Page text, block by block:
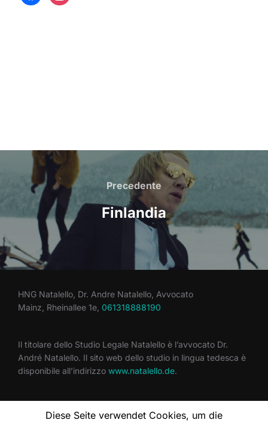
Precedente
Finlandia
HNG Natalello, Dr. Andre Natalello, Avvocato
Mainz, Rheinallee 1e, 061318888190
Il titolare dello Studio Legale Natalello è l’avvocato Dr.
André Natalello. Il sito web dello studio in lingua tedesca è
disponibile all’indirizzo www.natalello.de.
Note legali/Informativa sulla privacy
Diese Seite verwendet Cookies, um die